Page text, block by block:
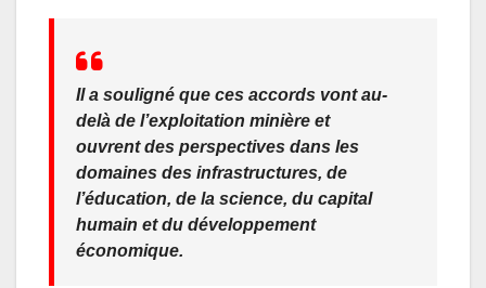
Il a souligné que ces accords vont au-
delà de l’exploitation minière et
ouvrent des perspectives dans les
domaines des infrastructures, de
l’éducation, de la science, du capital
humain et du développement
économique.